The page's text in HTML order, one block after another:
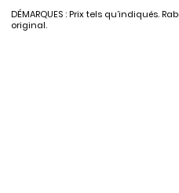
DÉMARQUES : Prix tels qu’indiqués.
original.